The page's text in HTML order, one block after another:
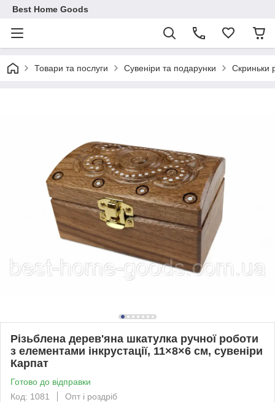
Best Home Goods
Товари та послуги Сувеніри та подарунки Скриньки
Різьблена дерев'яна шкатулка ручної роботи
з елементами інкрустації, 11×8×6 см, сувеніри
Карпат
Готово до відправки
Код: 1081
Опт і роздріб